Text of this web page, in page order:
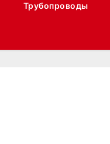
Трубопроводы